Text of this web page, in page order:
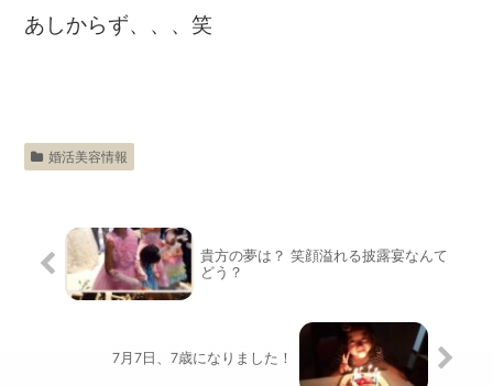
あしからず、、、笑
婚活美容情報
貴方の夢は？ 笑顔溢れる披露宴なんて
どう？
7月7日、7歳になりました！